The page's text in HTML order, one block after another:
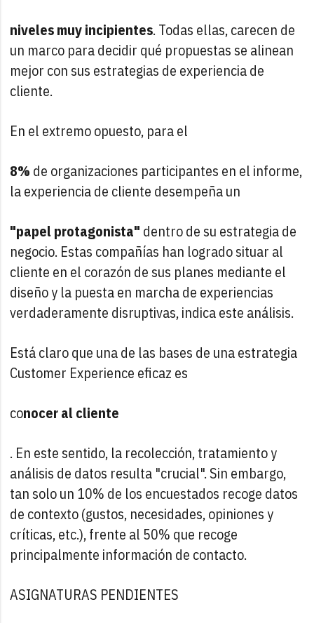
niveles muy incipientes. Todas ellas, carecen de
un marco para decidir qué propuestas se alinean
mejor con sus estrategias de experiencia de
cliente.
En el extremo opuesto, para el
8% de organizaciones participantes en el informe,
la experiencia de cliente desempeña un
"papel protagonista" dentro de su estrategia de
negocio. Estas compañías han logrado situar al
cliente en el corazón de sus planes mediante el
diseño y la puesta en marcha de experiencias
verdaderamente disruptivas, indica este análisis.
Está claro que una de las bases de una estrategia
Customer Experience eficaz es
conocer al cliente
. En este sentido, la recolección, tratamiento y
análisis de datos resulta "crucial". Sin embargo,
tan solo un 10% de los encuestados recoge datos
de contexto (gustos, necesidades, opiniones y
críticas, etc.), frente al 50% que recoge
principalmente información de contacto.
ASIGNATURAS PENDIENTES